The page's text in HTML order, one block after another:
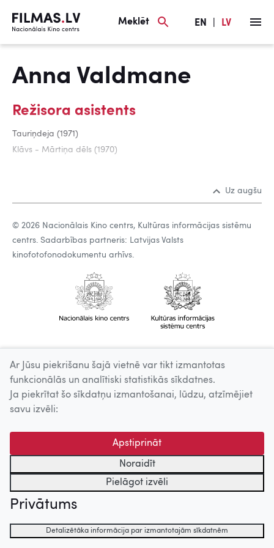
Meklēt EN LV
Anna Valdmane
Režisora asistents
Tauriņdeja (1971)
Klāvs - Mārtiņa dēls (1970)
Uz augšu
© 2026 Nacionālais Kino centrs, Kultūras informācijas sistēmu
centrs. Sadarbības partneris: Latvijas Valsts
kinofotofonodokumentu arhīvs.
Ar Jūsu piekrišanu šajā vietnē var tikt izmantotas
funkcionālās un analītiski statistikās sīkdatnes.
Ja piekrītat šo sīkdatņu izmantošanai, lūdzu, atzīmējiet
savu izvēli:
Apstiprināt
Noraidīt
Pielāgot izvēli
Privātums
Detalizētāka informācija par izmantotajām sīkdatnēm